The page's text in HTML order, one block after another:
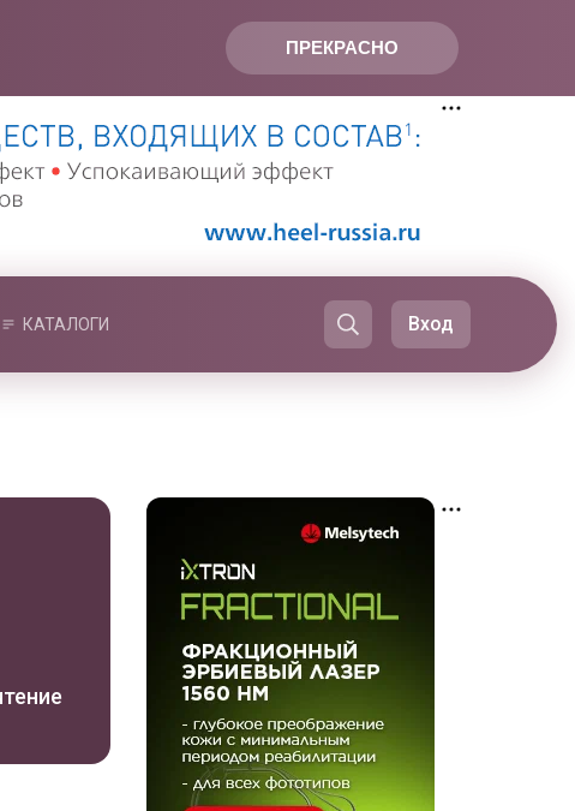
ПРЕКРАСНО
КАТАЛОГИ Вход